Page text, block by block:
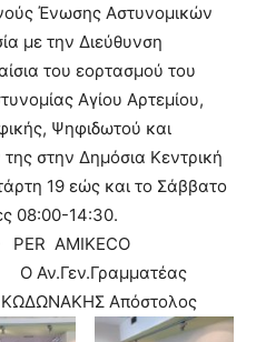
Ένωσης Αστυνομικών
με την Διεύθυνση
του εορτασμού του
Αγίου Αρτεμίου,
Ψηφιδωτού και
στην Δημόσια Κεντρική
19 εώς και το Σάββατο
08:00-14:30.
AMIKECΟ
Απόστολος